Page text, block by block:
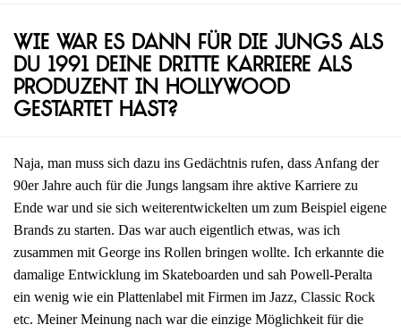
Wie war es dann für die Jungs als
du 1991 deine dritte Karriere als
Produzent in Hollywood
gestartet hast?
Naja, man muss sich dazu ins Gedächtnis rufen, dass Anfang der
90er Jahre auch für die Jungs langsam ihre aktive Karriere zu
Ende war und sie sich weiterentwickelten um zum Beispiel eigene
Brands zu starten. Das war auch eigentlich etwas, was ich
zusammen mit George ins Rollen bringen wollte. Ich erkannte die
damalige Entwicklung im Skateboarden und sah Powell-Peralta
ein wenig wie ein Plattenlabel mit Firmen im Jazz, Classic Rock
etc. Meiner Meinung nach war die einzige Möglichkeit für die